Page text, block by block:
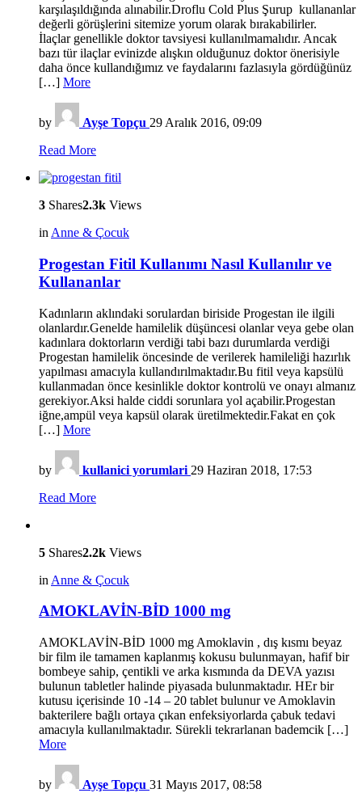
karşılaşıldığında alınabilir.Droflu Cold Plus Şurup kullananlar
değerli görüşlerini sitemize yorum olarak bırakabilirler.
İlaçlar genellikle doktor tavsiyesi kullanılmamalıdır. Ancak
bazı tür ilaçlar evinizde alışkın olduğunuz doktor önerisiyle
daha önce kullandığımız ve faydalarını fazlasıyla gördüğünüz
[…] More
by Ayşe Topçu 29 Aralık 2016, 09:09
Read More
3 Shares2.3k Views
in Anne & Çocuk
Progestan Fitil Kullanımı Nasıl Kullanılır ve
Kullananlar
Kadınların aklındaki sorulardan biriside Progestan ile ilgili
olanlardır.Genelde hamilelik düşüncesi olanlar veya gebe olan
kadınlara doktorların verdiği tabi bazı durumlarda verdiği
Progestan hamilelik öncesinde de verilerek hamileliği hazırlık
yapılması amacıyla kullandırılmaktadır.Bu fitil veya kapsülü
kullanmadan önce kesinlikle doktor kontrolü ve onayı almanız
gerekiyor.Aksi halde ciddi sorunlara yol açabilir.Progestan
iğne,ampül veya kapsül olarak üretilmektedir.Fakat en çok
[…] More
by kullanici yorumlari 29 Haziran 2018, 17:53
Read More
5 Shares2.2k Views
in Anne & Çocuk
AMOKLAVİN-BİD 1000 mg
AMOKLAVİN-BİD 1000 mg Amoklavin , dış kısmı beyaz
bir film ile tamamen kaplanmış kokusu bulunmayan, hafif bir
bombeye sahip, çentikli ve arka kısmında da DEVA yazısı
bulunun tabletler halinde piyasada bulunmaktadır. HEr bir
kutusu içerisinde 10 -14 – 20 tablet bulunur ve Amoklavin
bakterilere bağlı ortaya çıkan enfeksiyorlarda çabuk tedavi
amacıyla kullanılmaktadır. Sürekli tekrarlanan bademcik […]
More
by Ayşe Topçu 31 Mayıs 2017, 08:58